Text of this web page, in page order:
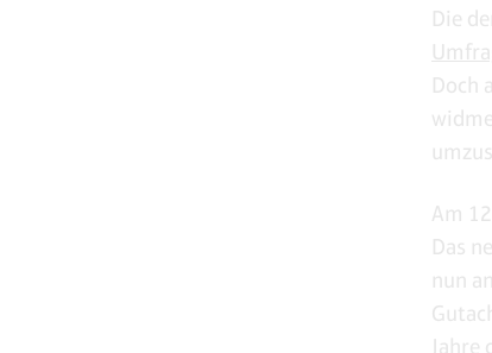
Die
Doch
Am
Das
nun
Jahre